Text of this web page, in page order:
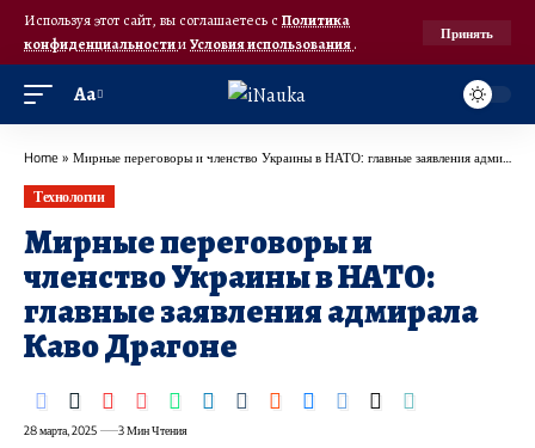
Используя этот сайт, вы соглашаетесь с Политика
конфиденциальностииУсловия использования.
Принять
Аа
Home » Мирные переговоры и членство Украины в НАТО: главные заявления адмирала Каво Драгоне
Технологии
Мирные переговоры и
членство Украины в НАТО:
главные заявления адмирала
Каво Драгоне
28 марта, 2025 3 Мин Чтения